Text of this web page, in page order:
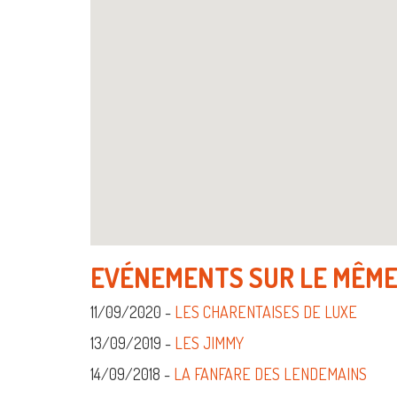
EVÉNEMENTS SUR LE
11/09/2020 - LES CHARENTAISES DE LUXE
13/09/2019 - LES JIMMY
14/09/2018 - LA FANFARE DES LENDEMAINS